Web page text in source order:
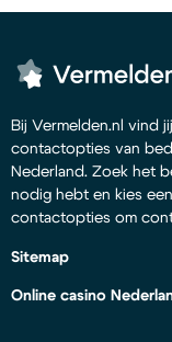
Bij Vermelden.nl vind
contactopties van
Nederland. Zoek het
nodig hebt en kies
contactopties om
Sitemap
Online casino